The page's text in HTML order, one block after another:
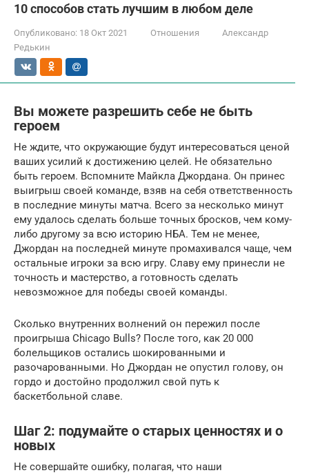
10 способов стать лучшим в любом деле
Опубликовано: 18 Окт 2021 Отношения
Александр
Редькин
Вы можете разрешить себе не быть
героем
Не ждите, что окружающие будут интересоваться ценой
ваших усилий к достижению целей. Не обязательно
быть героем. Вспомните Майкла Джордана. Он принес
выигрыш своей команде, взяв на себя ответственность
в последние минуты матча. Всего за несколько минут
ему удалось сделать больше точных бросков, чем кому-
либо другому за всю историю НБА. Тем не менее,
Джордан на последней минуте промахивался чаще, чем
остальные игроки за всю игру. Славу ему принесли не
точность и мастерство, а готовность сделать
невозможное для победы своей команды.
Сколько внутренних волнений он пережил после
проигрыша Chicago Bulls? После того, как 20 000
болельщиков остались шокированными и
разочарованными. Но Джордан не опустил голову, он
гордо и достойно продолжил свой путь к
баскетбольной славе.
Шаг 2: подумайте о старых ценностях и о
новых
Не совершайте ошибку, полагая, что наши